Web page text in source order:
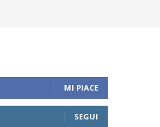
MI PIACE
SEGUI